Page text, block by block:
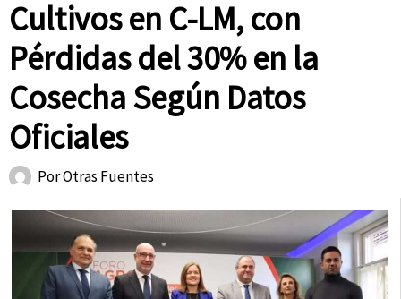
Cultivos en C-LM, con
Pérdidas del 30% en la
Cosecha Según Datos
Oficiales
PorOtras Fuentes